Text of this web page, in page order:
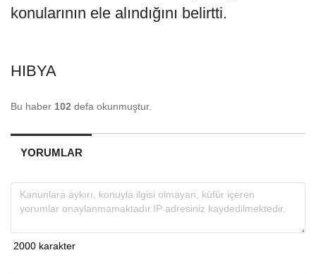
konularının ele alındığını belirtti.
HIBYA
Bu haber 102 defa okunmuştur.
YORUMLAR